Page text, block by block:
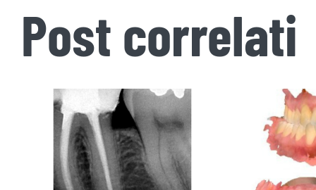
Post correlati